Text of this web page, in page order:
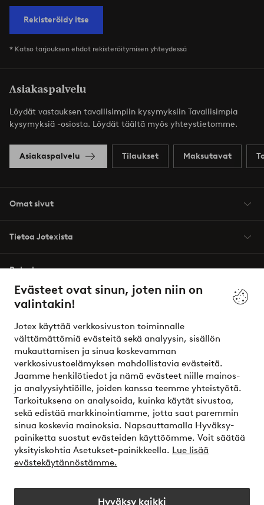
Evästeet ovat sinun, joten niin on
valintakin!
Jotex käyttää verkkosivuston toiminnalle
välttämättömiä evästeitä sekä analyysin, sisällön
mukauttamisen ja sinua koskevamman
verkkosivustoelämyksen mahdollistavia evästeitä.
Jaamme henkilötiedot ja nämä evästeet niille mainos-
ja analyysiyhtiöille, joiden kanssa teemme yhteistyötä.
Tarkoituksena on analysoida, kuinka käytät sivustoa,
sekä edistää markkinointiamme, jotta saat paremmin
sinua koskevia mainoksia. Napsauttamalla Hyväksy-
painiketta suostut evästeiden käyttöömme. Voit säätää
yksityiskohtia Asetukset-painikkeella. Lue lisää
evästekäytännöstämme.
Hyväksy kaikki
Rekisteröidy itse
* Katso tarjouksen ehdot rekisteröitymisen yhteydessä
Asiakaspalvelu
Löydät vastauksen tavallisimpiin kysymyksiin Tavallisimpia
kysymyksiä -osiosta. Löydät täältä myös yhteystietomme.
Asiakaspalvelu Tilaukset Maksutavat
Omat sivut
Tietoa Jotexista
Palvelumme
Ehdot
Ystävät
Turvalliset maksut – maksa nyt tai erissä
Haluatko tietää lisää maksuvaihtoehdoistamme?
elpy